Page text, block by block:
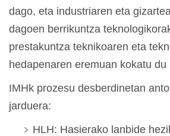
dago, eta industriaren eta
dagoen berrikuntza
prestakuntza teknikoaren eta
hedapenaren eremuan kokatu du
IMHk prozesu desberdinetan
jarduera:
HLH: Hasierako lanbide